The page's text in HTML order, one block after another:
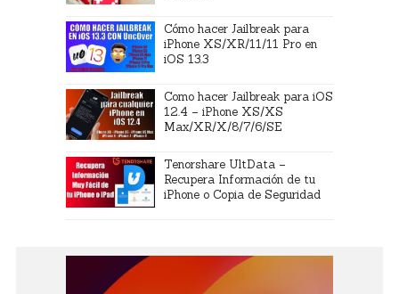
Cómo hacer Jailbreak para
iPhone XS/XR/11/11 Pro en
iOS 13.3
Como hacer Jailbreak para iOS
12.4 – iPhone XS/XS
Max/XR/X/8/7/6/SE
Tenorshare UltData –
Recupera Información de tu
iPhone o Copia de Seguridad